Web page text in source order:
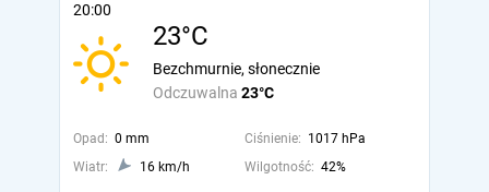
20:00
23°C
Odczuwalna 23°C
Bezchmurnie, słonecznie
Opad: 0 mm Ciśnienie: 1017 hPa
Wiatr:
16 km/h Wilgotność: 42%